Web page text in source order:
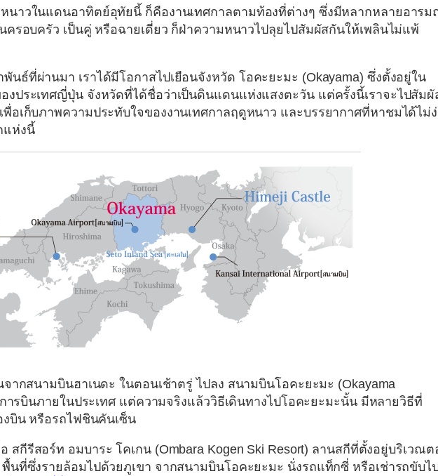
นาวในแดนอาทิตย์อุทัยนี้ ก็คืองานเทศกาลตามท้องที่ต่างๆ ซึ่งมีหลากหลายอาร
ครอบครัว เป็นคู่ หรือฉายเดี่ยว ก็ฝ่าความหนาวไปลุยไปสัมผัสกันให้เพลินไม่แพ้
นธ์ที่ผ่านมา เราได้มีโอกาสไปเยือนจังหวัด โอคะยะมะ (Okayama) ซึ่งตั้งอยู่ใน
ประเทศญี่ปุ่น จังหวัดที่ได้ชื่อว่าเป็นดินแดนแห่งแสงตะวัน แต่ครั้งนี้เราจะไปสัมผั
พื่อเก็บภาพความประทับใจของงานเทศกาลฤดูหนาว และบรรยากาศที่หาชมได้ไม่
แห่งนี้
จากสนามบินฮาเนดะ ในตอนเช้าตรู่ ไปลง สนามบินโอคะยะมะ (Okayama
ารบินภายในประเทศ แต่ความจริงแล้ววิธีเดินทางไปโอคะยะมะนั้น มีหลายวิธีที่
งบิน หรือรถไฟชินคันเซ็น
สกีรีสอร์ท อมบาระ โคเกน (Ombara Kogen Ski Resort) ลานสกีที่ตั้งอยู่บริเวณต
นที่ซึ่งรายล้อมไปด้วยภูเขา จากสนามบินโอคะยะมะ นั่งรถแท็กซี่ หรือเช่ารถขับไ